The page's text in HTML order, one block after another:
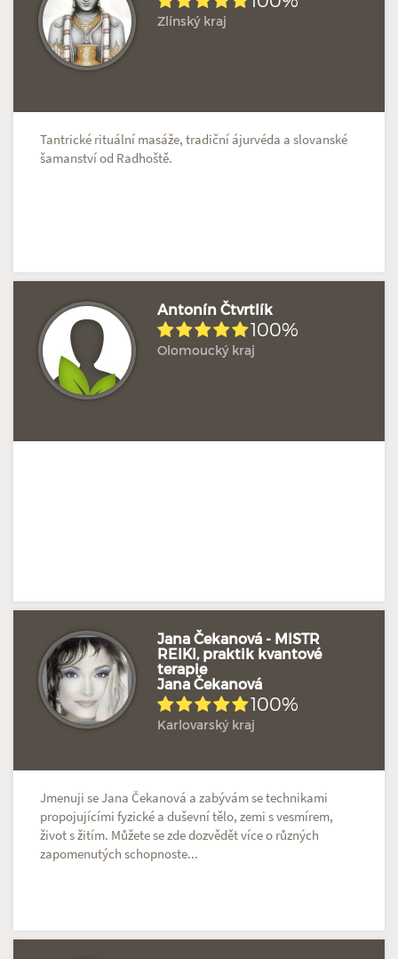
Zlínský kraj
Tantrické rituální masáže, tradiční ájurvéda a slovanské
šamanství od Radhoště.
Antonín Čtvrtlík
100%
Olomoucký kraj
Jana Čekanová - MISTR
REIKI, praktik kvantové
terapie
Jana Čekanová
100%
Karlovarský kraj
Jmenuji se Jana Čekanová a zabývám se technikami
propojujícími fyzické a duševní tělo, zemi s vesmírem,
život s žitím. Můžete se zde dozvědět více o různých
zapomenutých schopnoste...
Hodnoceno: 1×
Doposud žádné hodnocení
Doposud žádné hodnocení